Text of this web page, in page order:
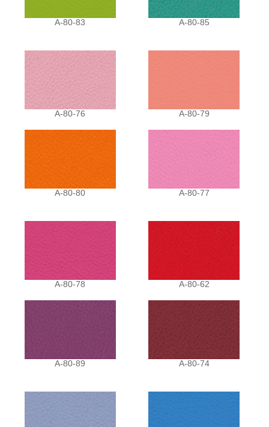
A-80-83 A-80-85
A-80-76 A-80-79
A-80-80 A-80-77
A-80-78 A-80-62
A-80-89 A-80-74